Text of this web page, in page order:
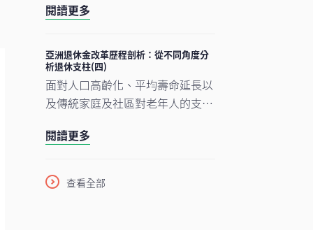
退休金改革。
閱讀更多
亞洲退休金改革歷程剖析：從不同角度分
析退休支柱(四)
面對人口高齡化、平均壽命延長以
及傳統家庭及社區對老年人的支援
退休金改革。
閱讀更多
查看全部